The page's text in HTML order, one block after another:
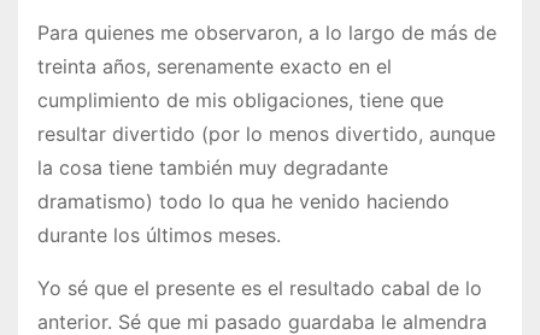
Para quienes me observaron, a lo largo de más de
treinta años, serenamente exacto en el
cumplimiento de mis obligaciones, tiene que
resultar divertido (por lo menos divertido, aunque
la cosa tiene también muy degradante
dramatismo) todo lo qua he venido haciendo
durante los últimos meses.
Yo sé que el presente es el resultado cabal de lo
anterior. Sé que mi pasado guardaba le almendra